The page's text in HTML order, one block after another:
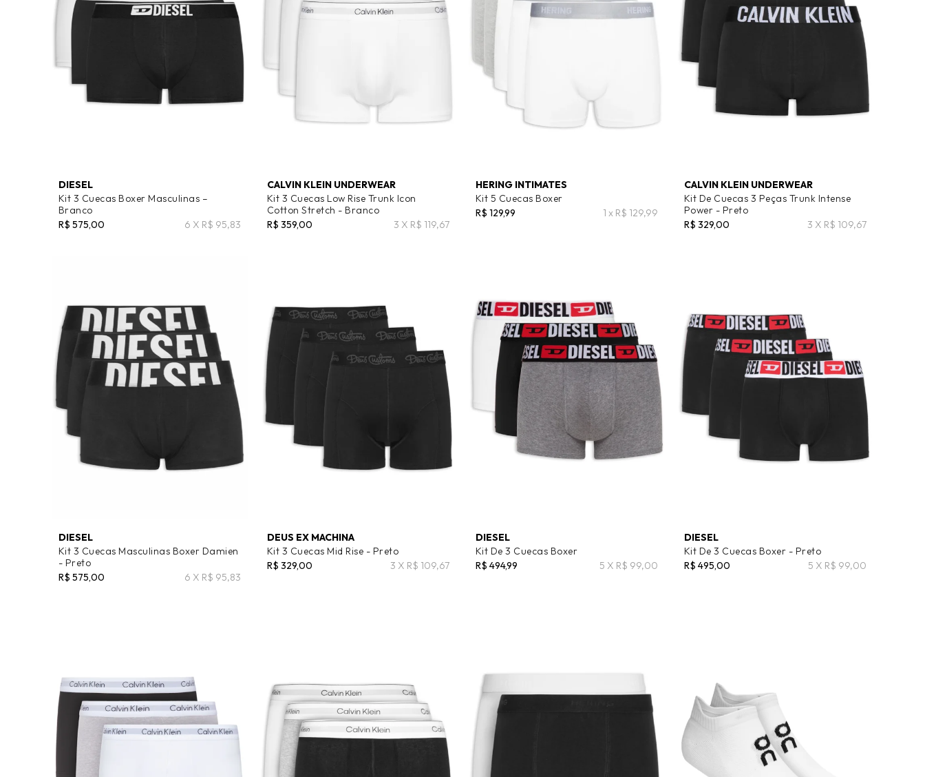
DIESEL
Kit 3 Cuecas Boxer Masculinas –
Branco
R$ 575,00
6 X R$ 95,83
CALVIN KLEIN UNDERWEAR
Kit 3 Cuecas Low Rise Trunk Icon
Cotton Stretch - Branco
R$ 359,00
3 X R$ 119,67
HERING INTIMATES
Kit 5 Cuecas Boxer
R$ 129,99
1 x R$ 129,99
CALVIN KLEIN UNDERWEAR
Kit De Cuecas 3 Peças Trunk Intense
Power - Preto
R$ 329,00
3 X R$ 109,67
DIESEL
Kit 3 Cuecas Masculinas Boxer Damien
- Preto
R$ 575,00
6 X R$ 95,83
DEUS EX MACHINA
Kit 3 Cuecas Mid Rise - Preto
R$ 329,00
3 X R$ 109,67
DIESEL
Kit De 3 Cuecas Boxer
R$ 494,99
5 X R$ 99,00
DIESEL
Kit De 3 Cuecas Boxer - Preto
R$ 495,00
5 X R$ 99,00